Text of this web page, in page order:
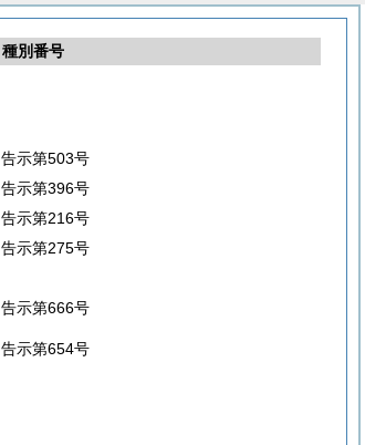
種別番号
告示第503号
告示第396号
告示第216号
告示第275号
告示第666号
告示第654号